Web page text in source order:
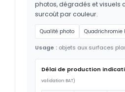
photos, dégradés et visuels
surcoût par couleur.
Qualité photo Quadrichromie
Usage : objets aux surfaces
Délai de production
validation BAT)